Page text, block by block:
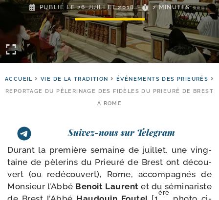
PUBLIÉ LE26 JUILLET 2018 2 MINUTES
ACCUEIL VIE DE LA TRADITION
ÉVÉNEMENTS DES PRIEURÉS
REPORTAGE DU PÈLERINAGE DES FIDÈLES DU PRIEURÉ DE BREST
À ROME
Suivez-nous sur Telegram
Durant la pre­mière semaine de juillet, une ving­
taine de pèle­rins du Prieuré de Brest ont décou­
vert (ou redé­cou­vert), Rome, accom­pa­gnés de
Monsieur l’Abbé Benoit Laurent et du sémi­na­riste
ère